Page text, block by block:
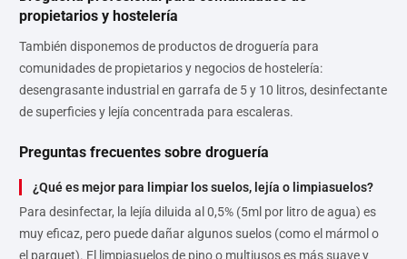
propietarios y hostelería
También disponemos de productos de droguería para
comunidades de propietarios y negocios de hostelería:
desengrasante industrial en garrafa de 5 y 10 litros, desinfectante
de superficies y lejía concentrada para escaleras.
Preguntas frecuentes sobre droguería
¿Qué es mejor para limpiar los suelos, lejía o limpiasuelos?
Para desinfectar, la lejía diluida al 0,5% (5ml por litro de agua) es
muy eficaz, pero puede dañar algunos suelos (como el mármol o
el parquet). El limpiasuelos de pino o multiusos es más suave y